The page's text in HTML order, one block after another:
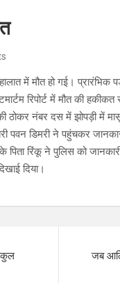
हालात में मौत हो गई।
रिपोर्ट में मौत की
ठोकर नंबर दस में झोपड़ी में
पवन डिमरी ने पहुंचकर
रिंकू ने पुलिस को
दिया।
कुल
जब